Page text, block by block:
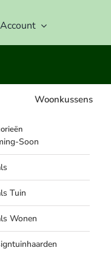
Account
Woonkussens
Soon
Tuin
Wonen